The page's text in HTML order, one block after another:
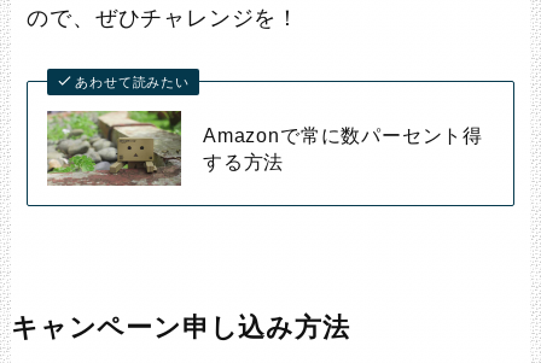
ので、ぜひチャレンジを！
あわせて読みたい
Amazonで常に数パーセント得
する方法
キャンペーン申し込み方法